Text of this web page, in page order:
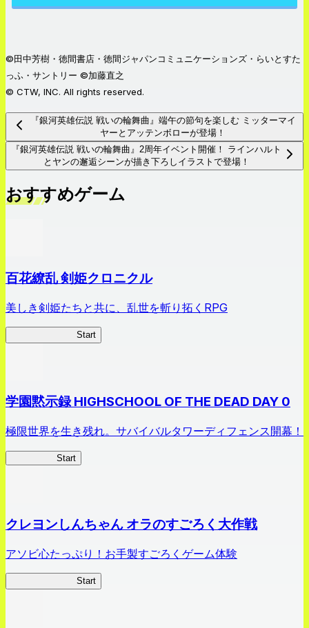
©田中芳樹・徳間書店・徳間ジャパンコミュニケーションズ・らいとすた
っふ・サントリー ©加藤直之
© CTW, INC. All rights reserved.
『銀河英雄伝説 戦いの輪舞曲』端午の節句を楽しむ ミッターマイ
ヤーとアッテンボローが登場！
『銀河英雄伝説 戦いの輪舞曲』2周年イベント開催！ ラインハルト
とヤンの邂逅シーンが描き下ろしイラストで登場！
おすすめゲーム
百花繚乱 剣姫クロニクル
美しき剣姫たちと共に、乱世を斬り拓くRPG
Start
学園黙示録 HIGHSCHOOL OF THE DEAD DAY 0
極限世界を生き残れ。サバイバルタワーディフェンス開幕！
Start
クレヨンしんちゃん オラのすごろく大作戦
アソビ心たっぷり！お手製すごろくゲーム体験
Start